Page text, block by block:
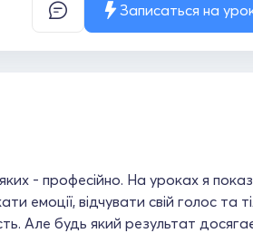
Записаться на
- професійно. На уроках я
емоції, відчувати свій голос та
Але будь який результат